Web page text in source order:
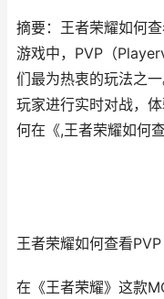
摘要：王者荣耀如何
游戏中，PVP（
们最为热衷的玩法之
玩家进行实时对战，
何在《,王者荣耀如何
王者荣耀如何查看PVP
在《王者荣耀》这款